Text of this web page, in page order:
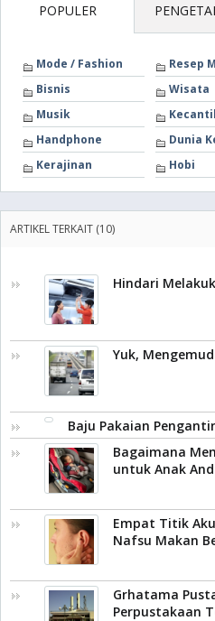
POPULER
Mode / Fashion
Resep
Bisnis
Wisata
Musik
Handphone
Dunia
Kerajinan
Hobi
ARTIKEL TERKAIT (10)
Hindari
Yuk,
Baju Pakaian
Bagaimana
untuk Anak
Empat Titik
Nafsu Makan
Grhatama
Perpustakaan